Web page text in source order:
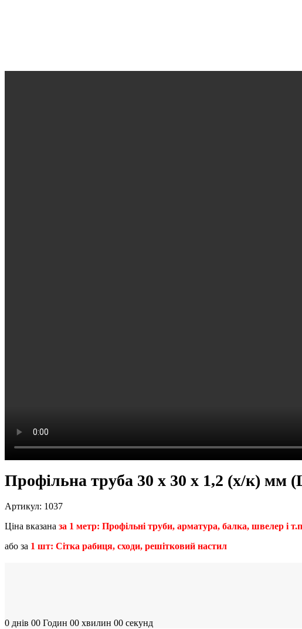
Профільна труба 30 x 30 x 1,2 (х/к) мм
Артикул: 1037
Ціна вказана за 1 метр: Профільні труби, арматура, балка, швелер і
або за 1 шт: Сітка рабиця, сходи, решітковий настил
0 днів 00 Годин 00 хвилин 00 секунд